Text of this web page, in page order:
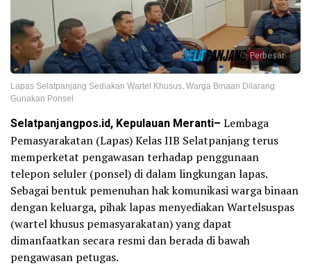
Perbesar
Lapas Selatpanjang Sediakan Wartel Khusus, Warga Binaan Dilarang
Gunakan Ponsel
Selatpanjangpos.id, Kepulauan Meranti– Lembaga
Pemasyarakatan (Lapas) Kelas IIB Selatpanjang terus
memperketat pengawasan terhadap penggunaan
telepon seluler (ponsel) di dalam lingkungan lapas.
Sebagai bentuk pemenuhan hak komunikasi warga binaan
dengan keluarga, pihak lapas menyediakan Wartelsuspas
(wartel khusus pemasyarakatan) yang dapat
dimanfaatkan secara resmi dan berada di bawah
pengawasan petugas.